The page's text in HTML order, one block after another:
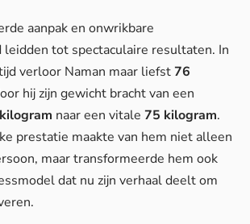
aanpak en onwrikbare
leidden tot spectaculaire resultaten. In
verloor Naman maar liefst76
hij zijn gewicht bracht van een
naar een vitale 75 kilogram.
prestatie maakte van hem niet alleen
maar transformeerde hem ook
dat nu zijn verhaal deelt om